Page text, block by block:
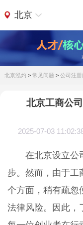
北京
北京泓灼 > 常见问题 > 公司注册
北京工商公
2025-07-03
在北京设立公
步。然而，由于工
个方面，稍有疏忽
法律风险。因此，